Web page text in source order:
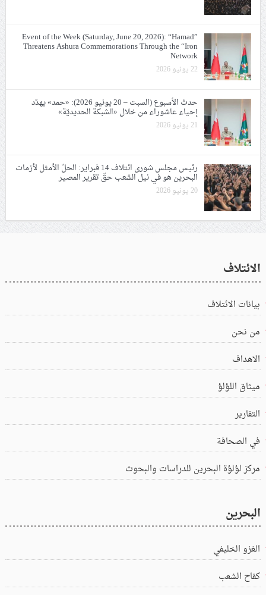
Event of the Week (Saturday, June 20, 2026): “Hamad”
Threatens Ashura Commemorations Through the “Iron
Network
22 يونيو 2026
حدث الأسبوع (السبت – 20 يونيو 2026): «حمد» يهدّد
إحياء عاشوراء من خلال «الشبكة الحديديّة»
21 يونيو 2026
رئيس مجلس شورى ائتلاف 14 فبراير: الحلّ الأمثل لأزمات
البحرين هو في نيل الشعب حقّ تقرير المصير
20 يونيو 2026
الائتلاف
بيانات الائتلاف
من نحن
الاهداف
ميثاق اللؤلؤ
التقارير
في الصحافة
مركز لؤلؤة البحرين للدراسات والبحوث
البحرين
الغزو الخليفي
كفاح الشعب